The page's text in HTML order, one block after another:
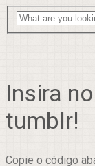
Insira
tumblr!
Copie o código